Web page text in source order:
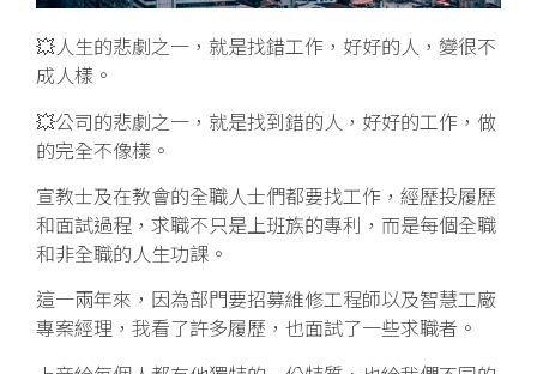
💥人生的悲劇之一，就是找錯工作，好好的人，變很不
成人樣。
💥公司的悲劇之一，就是找到錯的人，好好的工作，做
的完全不像樣。
宣教士及在教會的全職人士們都要找工作，經歷投履歷
和面試過程，求職不只是上班族的專利，而是每個全職
和非全職的人生功課。
這一兩年來，因為部門要招募維修工程師以及智慧工廠
專案經理，我看了許多履歷，也面試了一些求職者。